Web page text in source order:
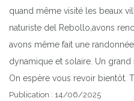
quand même visité les beaux
naturiste del Rebollo,avons
avons même fait une
dynamique et solaire. Un grand
On espère vous revoir bientôt.
Publication : 14/06/2025